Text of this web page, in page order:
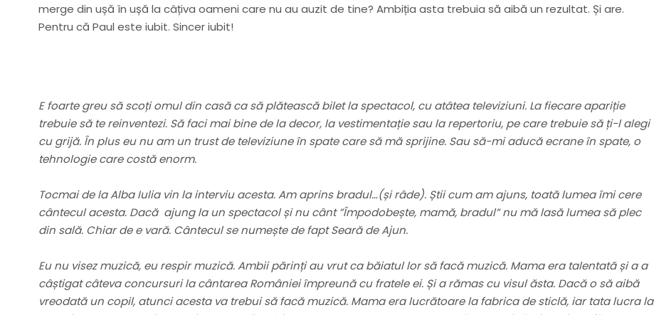
merge din ușă în ușă la câțiva oameni care nu au auzit de tine? Ambiția asta trebuia să aibă un rezultat. Și are.
Pentru că Paul este iubit. Sincer iubit!
E foarte greu să scoți omul din casă ca să plătească bilet la spectacol, cu atâtea televiziuni. La fiecare apariție
trebuie să te reinventezi. Să faci mai bine de la decor, la vestimentație sau la repertoriu, pe care trebuie să ți-l alegi
cu grijă. În plus eu nu am un trust de televiziune în spate care să mă sprijine. Sau să-mi aducă ecrane în spate, o
tehnologie care costă enorm.
Tocmai de la Alba Iulia vin la interviu acesta. Am aprins bradul…(și râde). Știi cum am ajuns, toată lumea îmi cere
cântecul acesta. Dacă ajung la un spectacol și nu cânt ”Împodobește, mamă, bradul” nu mă lasă lumea să plec
din sală. Chiar de e vară. Cântecul se numește de fapt Seară de Ajun.
Eu nu visez muzică, eu respir muzică. Ambii părinți au vrut ca băiatul lor să facă muzică. Mama era talentată și a a
câștigat câteva concursuri la cântarea României împreună cu fratele ei. Și a rămas cu visul ăsta. Dacă o să aibă
vreodată un copil, atunci acesta va trebui să facă muzică. Mama era lucrătoare la fabrica de sticlă, iar tata lucra la